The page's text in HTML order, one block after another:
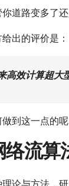
道路变多了
出的评价是：
高效计算超大
到这一点的呢
络流算